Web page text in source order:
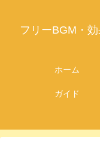
フリーBGM・
ホーム
ガイド